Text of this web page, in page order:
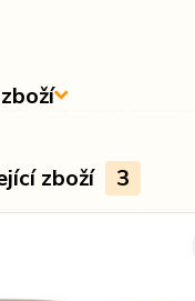
zboží 3